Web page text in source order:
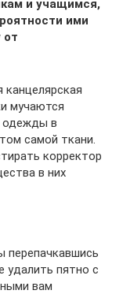
и учащимся,
ими
от
канцелярская
мучаются
одежды в
самой ткани.
корректор
в них
перепачкавшись
удалить пятно с
вам